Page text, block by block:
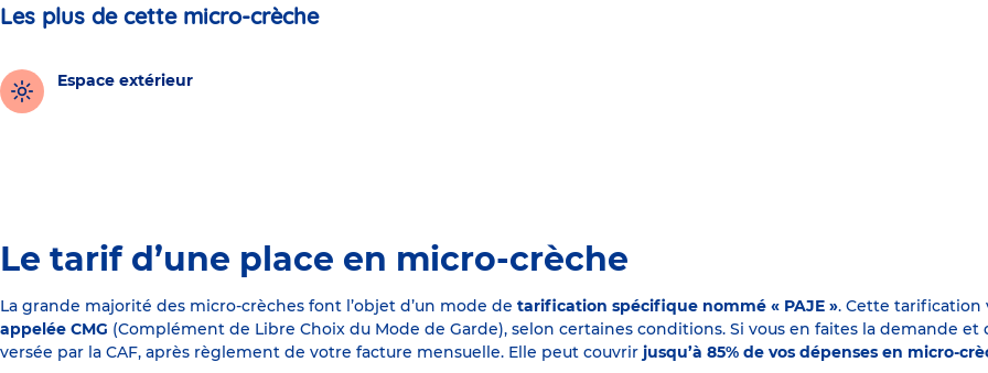
Les plus de cette micro-crèche
Espace extérieur
Le tarif d’une place en micro-crèche
La grande majorité des micro-crèches font l’objet d’un mode de tarification spécifique nommé « PAJE ». Cette
appelée CMG (Complément de Libre Choix du Mode de Garde), selon certaines conditions. Si vous en faites la demande
versée par la CAF, après règlement de votre facture mensuelle. Elle peut couvrir jusqu’à 85% de vos dépenses en micro-